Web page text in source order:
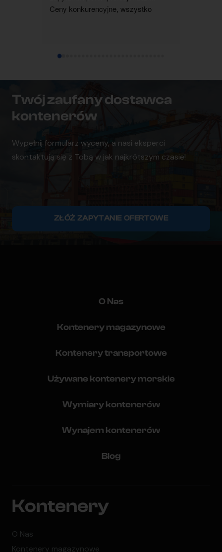
Ceny konkurencyjne, wszystko
Twój zaufany dostawca
kontenerów
Wypełnij formularz wyceny, a nasi eksperci
skontaktują się z Tobą w jak najkrótszym czasie!
ZŁÓŻ ZAPYTANIE OFERTOWE
O Nas
Kontenery magazynowe
Kontenery transportowe
Używane kontenery morskie
Wymiary kontenerów
Wynajem kontenerów
Blog
Kontenery
O Nas
Kontenery magazynowe